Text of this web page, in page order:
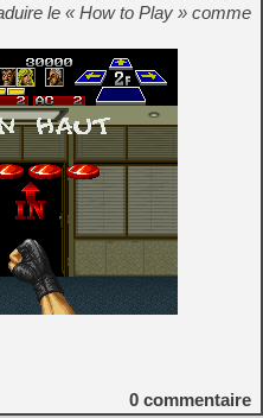
le « How to Play » comme
0 commentaire